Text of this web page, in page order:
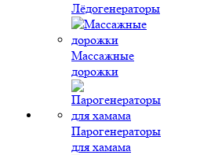
Лёдогенераторы
Массажные
дорожки
Парогенераторы
для хамама